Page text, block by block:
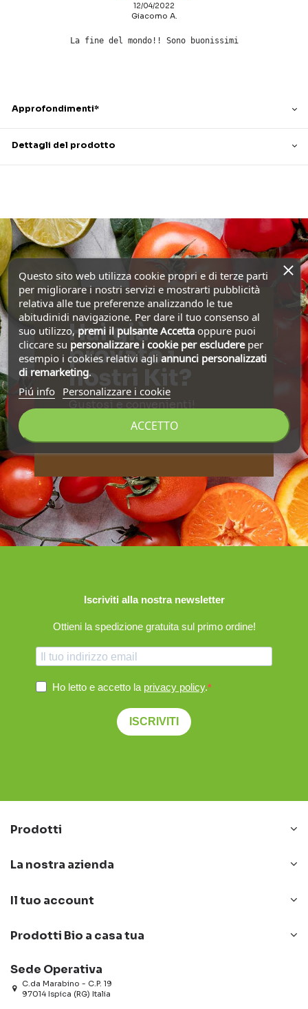
12/04/2022
Giacomo A.
La fine del mondo!! Sono buonissimi
Approfondimenti*
Dettagli del prodotto
Hai già
provato i
nostri Kit?
Scoprili tutti
Iscriviti alla nostra newsletter
Ottieni la spedizione gratuita sul primo ordine!
Ho letto e accetto la privacy policy.
ISCRIVITI
Prodotti
La nostra azienda
Il tuo account
Prodotti Bio a casa tua
Sede Operativa
C.da Marabino - C.P. 19
97014 Ispica (RG) Italia
Questo sito web utilizza cookie propri e di terze parti
per migliorare i nostri servizi e mostrarti pubblicità
relativa alle tue preferenze analizzando le tue
abitudinidi navigazione. Per dare il tuo consenso al
suo utilizzo, premi il pulsante Accettaoppure puoi
cliccare su personalizzare i cookie per escludereper
esempio i cookies relativi agli annunci personalizzati
di remarketing.
Piú info
Personalizzare i cookie
ACCETTO